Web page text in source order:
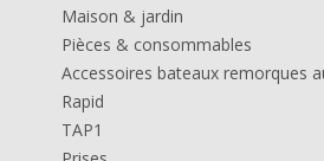
Maison & jardin
Pièces & consommables
Accessoires bateaux remorques
Rapid
TAP1